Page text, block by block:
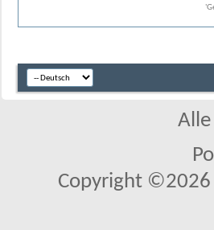
Copyright ©2026